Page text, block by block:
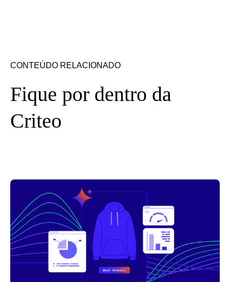
CONTEÚDO RELACIONADO
Fique por dentro da
Criteo